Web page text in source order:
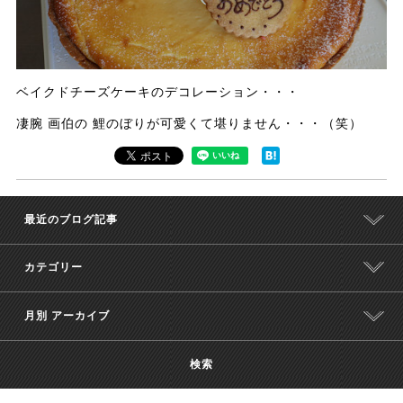
ベイクドチーズケーキのデコレーション・・・
凄腕 画伯の 鯉のぼりが可愛くて堪りません・・・（笑）
最近のブログ記事
カテゴリー
月別 アーカイブ
検索